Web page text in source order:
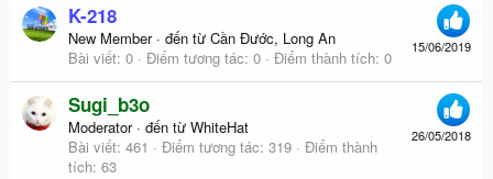
15/06/2019
K-218
New Member · đến từ Cần Đước, Long An
Bài viết 0 Điểm tương tác 0 Điểm thành tích 0
26/05/2018
Sugi_b3o
Moderator · đến từ WhiteHat
Bài viết 461 Điểm tương tác 319
Điểm thành
tích 63